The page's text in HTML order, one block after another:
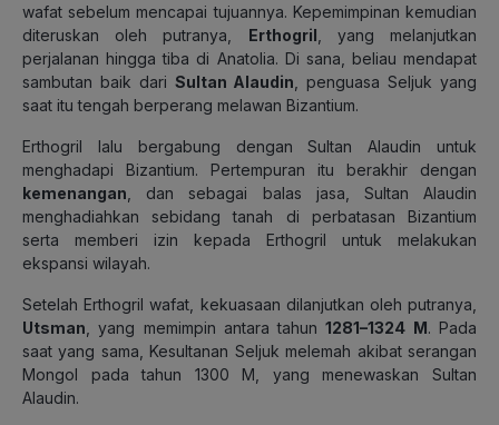
wafat sebelum mencapai tujuannya. Kepemimpinan kemudian
diteruskan oleh putranya, Erthogril , yang melanjutkan
perjalanan hingga tiba di Anatolia. Di sana, beliau mendapat
sambutan baik dari Sultan Alaudin , penguasa Seljuk yang
saat itu tengah berperang melawan Bizantium.
Erthogril lalu bergabung dengan Sultan Alaudin untuk
menghadapi Bizantium. Pertempuran itu berakhir dengan
kemenangan , dan sebagai balas jasa, Sultan Alaudin
menghadiahkan sebidang tanah di perbatasan Bizantium
serta memberi izin kepada Erthogril untuk melakukan
ekspansi wilayah.
Setelah Erthogril wafat, kekuasaan dilanjutkan oleh putranya,
Utsman , yang memimpin antara tahun1281–1324 M. Pada
saat yang sama, Kesultanan Seljuk melemah akibat serangan
Mongol pada tahun 1300 M, yang menewaskan Sultan
Alaudin.